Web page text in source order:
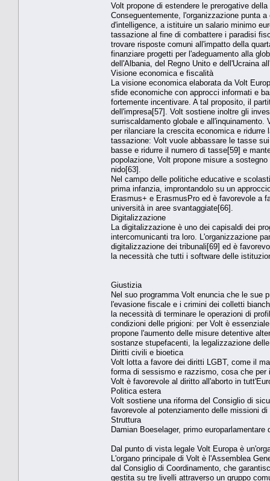
Volt propone di estendere le prerogative
Conseguentemente, l'organizzazione punta
d'intelligence, a istituire un salario minimo
tassazione al fine di combattere i paradisi
trovare risposte comuni all'impatto della
finanziare progetti per l'adeguamento alla
dell'Albania, del Regno Unito e dell'Ucraina
Visione economica e fiscalità
La visione economica elaborata da Volt
sfide economiche con approcci informati e
fortemente incentivare. A tal proposito, il
dell'impresa[57]. Volt sostiene inoltre gli
surriscaldamento globale e
per rilanciare la crescita economica e
tassazione: Volt vuole abbassare le tasse
basse e ridurre il numero di tasse[59] e
popolazione, Volt propone misure a
nido[63].
Nel campo delle politiche educative e
prima infanzia, improntandolo su un
Erasmus+ e ErasmusPro ed è favorevole a
università in aree svantaggiate[66].
Digitalizzazione
La digitalizzazione è uno dei capisaldi dei
intercomunicanti tra loro. L'organizzazione
digitalizzazione dei tribunali[69] ed è
la necessità che tutti i software delle
Giustizia
Nel suo programma Volt enuncia che le sue
l'evasione fiscale e i crimini dei colletti
la necessità di terminare le operazioni di
condizioni delle prigioni: per Volt è
propone l'aumento delle misure detentive
sostanze stupefacenti, la legalizzazione
Diritti civili e bioetica
Volt lotta a favore dei diritti LGBT, come il
forma di sessismo e razzismo, cosa che
Volt è favorevole al diritto all'aborto in
Politica estera
Volt sostiene una riforma del Consiglio di
favorevole al potenziamento delle missioni
Struttura
Damian Boeselager, primo europarlamentare
Dal punto di vista legale Volt Europa è
L'organo principale di Volt è l'Assemblea
dal Consiglio di Coordinamento, che
gestita su tre livelli attraverso un gruppo